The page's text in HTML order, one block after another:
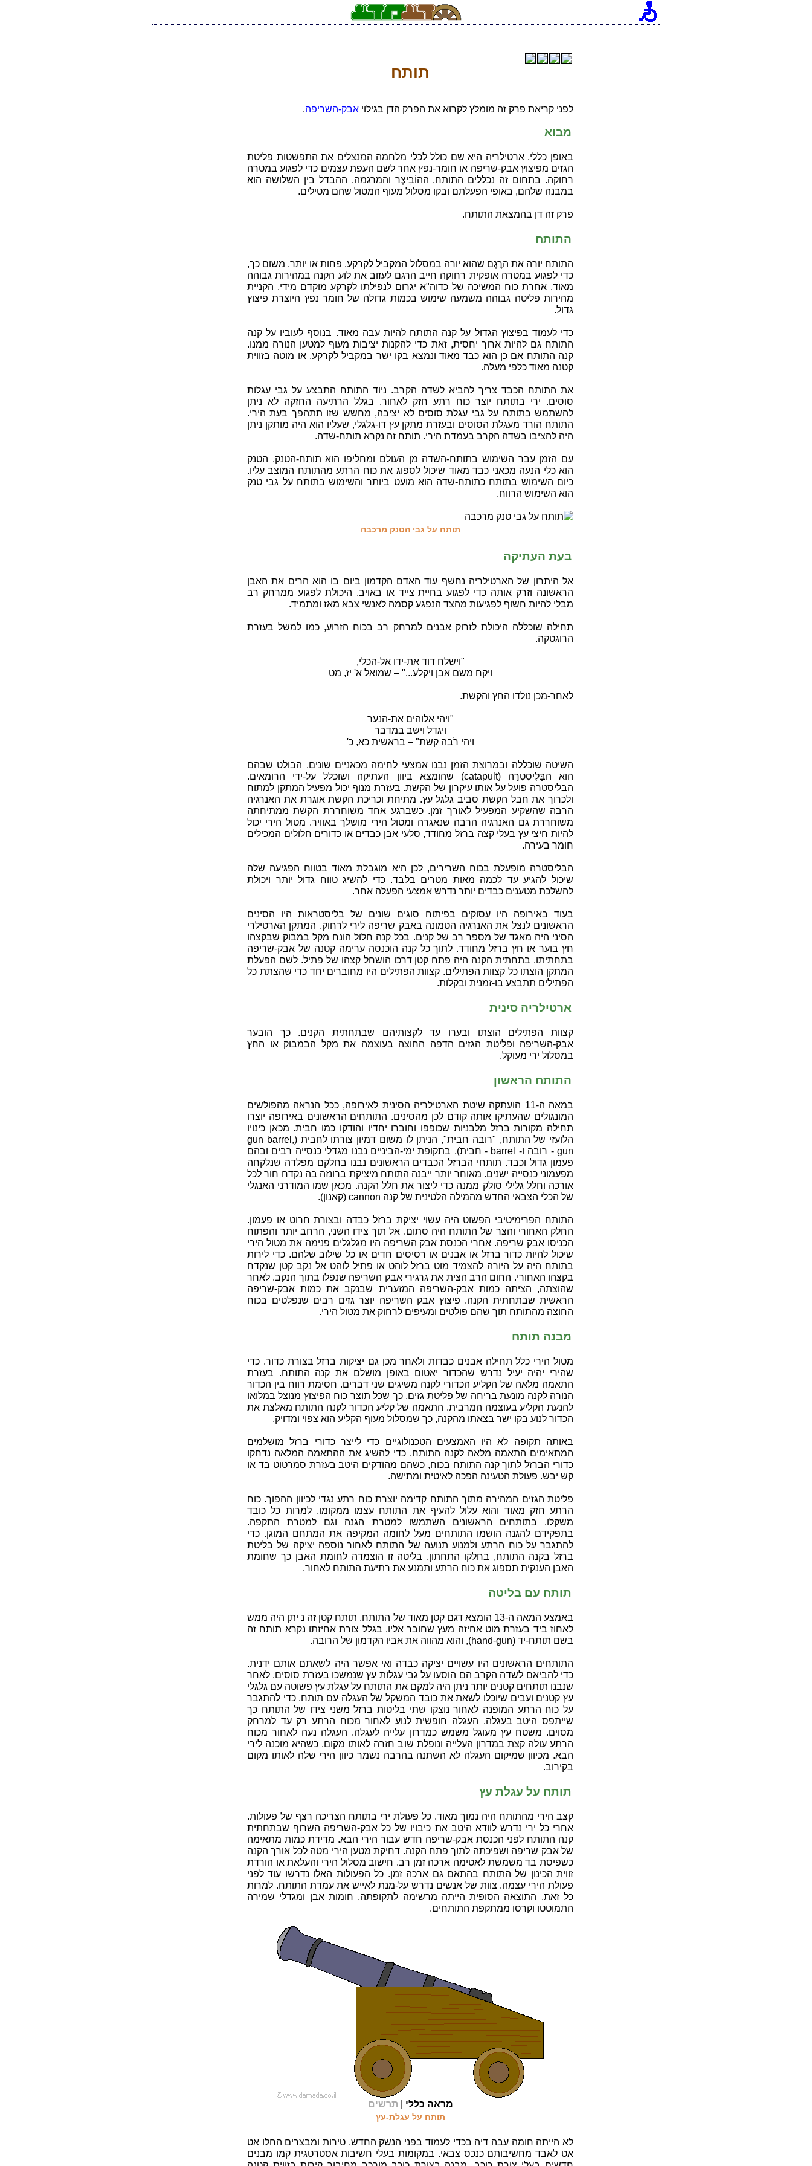
תותח
לפני קריאת פרק זה מומלץ לקרוא את הפרק הדן בגילוי אבק-השריפה.
מבוא
באופן כללי, ארטילריה היא שם כולל לכלי מלחמה המנצלים את התפשטות פליטת
הגזים מפיצוץ אבק-שריפה או חומר-נפץ אחר לשם העפת עצמים כדי לפגוע במטרה
רחוקה. בתחום זה נכללים התותח, ההוֹבִיצֶר והמרגמה. ההבדל בין השלושה הוא
במבנה שלהם, באופי הפעלתם ובקו מסלול מעוף המטול שהם מטילים.
פרק זה דן בהמצאת התותח.
התותח
התותח יורה את הרֶגֶם שהוא יורה במסלול המקביל לקרקע, פחות או יותר. משום כך,
כדי לפגוע במטרה אופקית רחוקה חייב הרגם לעזוב את לוע הקנה במהירות גבוהה
מאוד. אחרת כוח המשיכה של כדוה"א יגרום לנפילתו לקרקע מוקדם מידי. הקניית
מהירות פליטה גבוהה משמעה שימוש בכמות גדולה של חומר נפץ היוצרת פיצוץ
גדול.
כדי לעמוד בפיצוץ הגדול על קנה התותח להיות עבה מאוד. בנוסף לעוביו על קנה
התותח גם להיות ארוך יחסית, זאת כדי להקנות יציבות מעוף למטען הנורה ממנו.
קנה התותח אם כן הוא כבד מאוד ונמצא בקו ישר במקביל לקרקע, או מוטה בזווית
קטנה מאוד כלפי מעלה.
את התותח הכבד צריך להביא לשדה הקרב. ניוד התותח התבצע על גבי עגלות
סוסים. ירי בתותח יוצר כוח רתע חזק לאחור. בגלל הרתיעה החזקה לא ניתן
להשתמש בתותח על גבי עגלת סוסים לא יציבה, מחשש שזו תתהפך בעת הירי.
התותח הורד מעגלת הסוסים ובעזרת מתקן עץ דו-גלגלי, שעליו הוא היה מותקן ניתן
היה להציבו בשדה הקרב בעמדת הירי. תותח זה נקרא תותח-שדה.
עם הזמן עבר השימוש בתותח-השדה מן העולם ומחליפו הוא תותח-הטנק. הטנק
הוא כלי הנעה מכאני כבד מאוד שיכול לספוג את כוח הרתע מהתותח המוצב עליו.
כיום השימוש בתותח כתותח-שדה הוא מועט ביותר והשימוש בתותח על גבי טנק
הוא השימוש הרווח.
תותח על גבי הטנק מרכבה
בעת העתיקה
אל היתרון של הארטילריה נחשף עוד האדם הקדמון ביום בו הוא הרים את האבן
הראשונה וזרק אותה כדי לפגוע בחיית צייד או באויב. היכולת לפגוע ממרחק רב
מבלי להיות חשוף לפגיעות מהצד הנפגע קסמה לאנשי צבא מאז ומתמיד.
תחילה שוכללה היכולת לזרוק אבנים למרחק רב בכוח הזרוע, כמו למשל בעזרת
הרוגטקה.
"וישלח דוד את-ידו אל-הכלי,
ויקח משם אבן ויקלע..." – שמואל א' יז, מט
לאחר-מכן נולדו החץ והקשת.
"ויהי אלוהים את-הנער
ויגדל וישב במדבר
ויהי רֹבה קשת" – בראשית כא, כ'
השיטה שוכללה ובמרוצת הזמן נבנו אמצעי לחימה מכאניים שונים. הבולט שבהם
הוא הבַּלִיסְטְרַה (catapult) שהומצא ביוון העתיקה ושוכלל על-ידי הרומאים.
הבליסטרה פועל על אותו עיקרון של הקשת. בעזרת מנוף יכול מפעיל המתקן למתוח
ולכרוך את חבל הקשת סביב גלגל עץ. מתיחת וכריכת הקשת אוגרת את האנרגיה
הרבה שהשקיע המפעיל לאורך זמן. כשברגע אחד משוחררת הקשת ממתיחתה
משוחררת גם האנרגיה הרבה שנאגרה ומטול הירי מושלך באוויר. מטול הירי יכול
להיות חיצי עץ בעלי קצה ברזל מחודד, סלעי אבן כבדים או כדורים חלולים המכילים
חומר בעירה.
הבליסטרה מופעלת בכוח השרירים, לכן היא מוגבלת מאוד בטווח הפגיעה שלה
שיכול להגיע עד לכמה מאות מטרים בלבד. כדי להשיג טווח גדול יותר ויכולת
להשלכת מטענים כבדים יותר נדרש אמצעי הפעלה אחר.
בעוד באירופה היו עסוקים בפיתוח סוגים שונים של בליסטראות היו הסינים
הראשונים לנצל את האנרגיה הטמונה באבק שריפה לירי לרחוק. המתקן הארטילרי
הסיני היה מאגד של מספר רב של קנים. בכל קנה חלול הונח מקל במבוק שבקצהו
חץ בוער או חץ ברזל מחודד. לתוך כל קנה הוכנסה ערימה קטנה של אבק-שריפה
בתחתיתו. בתחתית הקנה היה פתח קטן דרכו הושחל קצהו של פתיל. לשם הפעלת
המתקן הוצתו כל קצוות הפתילים. קצוות הפתילים היו מחוברים יחד כדי שהצתת כל
הפתילים תתבצע בו-זמנית ובקלות.
ארטילריה סינית
קצוות הפתילים הוצתו ובערו עד לקצותיהם שבתחתית הקנים. כך הובער
אבק-השריפה ופליטת הגזים הדפה החוצה בעוצמה את מקל הבמבוק או החץ
במסלול ירי מעוקל.
התותח הראשון
במאה ה-11 הועתקה שיטת הארטילריה הסינית לאירופה, ככל הנראה מהפולשים
המונגולים שהעתיקו אותה קודם לכן מהסינים. התותחים הראשונים באירופה יוצרו
תחילה מקורות ברזל מלבניות שכופפו וחוברו יחדיו והודקו כמו חבית. מכאן כינויו
הלועזי של התותח, "רובה חבית", הניתן לו משום דמיון צורתו לחבית (gun barrel,
gun - רובה ו- barrel - חבית). בתקופת ימי-הביניים נבנו מגדלי כנסייה רבים ובהם
פעמון גדול וכבד. תותחי הברזל הכבדים הראשונים נבנו בחלקם מפלדה שנלקחה
מפעמוני כנסייה ישנים. מאוחר יותר ייבנה התותח מיציקת ברונזה בה נקדח חור לכל
אורכה וחלל גלילי סולק ממנה כדי ליצור את חלל הקנה. מכאן שמו המודרני האנגלי
של הכלי הצבאי החדש מהמילה הלטינית של קנה cannon (קאנון).
התותח הפרימיטיבי הפשוט היה עשוי יציקת ברזל כבדה ובצורת חרוט או פעמון.
החלק האחורי והצר של התותח היה סתום. אל תוך צידו השני, הרחב יותר והפתוח
הכניסו אבק שריפה. אחרי הכנסת אבק השריפה היו מגלגלים פנימה את מטול הירי
שיכול להיות כדור ברזל או אבנים או רסיסים חדים או כל שילוב שלהם. כדי לירות
בתותח היה על היורה להצמיד מוט ברזל לוהט או פתיל לוהט אל נקב קטן שנקדח
בקצהו האחורי. החום הרב הצית את גרגירי אבק השריפה שנפלו בתוך הנקב. לאחר
שהוצתה, הציתה כמות אבק-השריפה המזערית שבנקב את כמות אבק-שריפה
הראשית שבתחתית הקנה. פיצוץ אבק השריפה יוצר גזים רבים שנפלטים בכוח
החוצה מהתותח תוך שהם פולטים ומעיפים לרחוק את מטול הירי.
מבנה תותח
מטול הירי כלל תחילה אבנים כבדות ולאחר מכן גם יציקות ברזל בצורת כדור. כדי
שהירי יהיה יעיל נדרש שהכדור יאטום באופן מושלם את קנה התותח. בעזרת
התאמה מלאה של הקליע הכדורי לקנה משיגים שני דברים. חסימת רווח בין הכדור
הנורה לקנה מונעת בריחה של פליטת גזים, כך שכל תוצר כוח הפיצוץ מנוצל במלואו
להנעת הקליע בעוצמה המרבית. התאמה של קליע הכדור לקנה התותח מאלצת את
הכדור לנוע בקו ישר בצאתו מהקנה, כך שמסלול מעוף הקליע הוא צפוי ומדויק.
באותה תקופה לא היו האמצעים הטכנולוגיים כדי לייצר כדורי ברזל מושלמים
המתאימים התאמה מלאה לקנה התותח. כדי להשיג את ההתאמה המלאה נדחקו
כדורי הברזל לתוך קנה התותח בכוח, כשהם מהודקים היטב בעזרת סמרטוט בד או
קש יבש. פעולת הטעינה הפכה לאיטית ומתישה.
פליטת הגזים המהירה מתוך התותח קדימה יוצרת כוח רתע נגדי לכיוון ההפוך. כוח
הרתע חזק מאוד והוא עלול להעיף את התותח עצמו ממקומו, למרות כל כובד
משקלו. בתותחים הראשונים השתמשו למטרת הגנה וגם למטרת התקפה.
בתפקידם להגנה הושמו התותחים מעל לחומה המקיפה את המתחם המוגן. כדי
להתגבר על כוח הרתע ולמנוע תנועה של התותח לאחור נוספה יציקה של בליטת
ברזל בקנה התותח, בחלקו התחתון. בליטה זו הוצמדה לחומת האבן כך שחומת
האבן הענקית תספוג את כוח הרתע ותמנע את רתיעת התותח לאחור.
תותח עם בליטה
באמצע המאה ה-13 הומצא דגם קטן מאוד של התותח. תותח קטן זה נ יתן היה ממש
לאחוז ביד בעזרת מוט אחיזה מעץ שחובר אליו. בגלל צורת אחיזתו נקרא תותח זה
בשם תותח-יד (hand-gun), והוא מהווה את אביו הקדמון של הרובה.
התותחים הראשונים היו עשויים יציקה כבדה ואי אפשר היה לשאתם אותם ידנית.
כדי להביאם לשדה הקרב הם הוסעו על גבי עגלות עץ שנמשכו בעזרת סוסים. לאחר
שנבנו תותחים קטנים יותר ניתן היה למקם את התותח על עגלת עץ פשוטה עם גלגלי
עץ קטנים ועבים שיוכלו לשאת את כובד המשקל של העגלה עם תותח. כדי להתגבר
על כוח הרתע המופנה לאחור נוצקו שתי בליטות ברזל משני צידו של התותח כך
שייתפס היטב בעגלה. העגלה חופשית לנוע לאחור מכוח הרתע רק עד למרחק
מסוים. משטח עץ מעוגל משמש כמדרון עלייה לעגלה. העגלה נעה לאחור מכוח
הרתע עולה קצת במדרון העלייה ונופלת שוב חזרה לאותו מקום, כשהיא מוכנה לירי
הבא. מכיוון שמיקום העגלה לא השתנה בהרבה נשמר כיוון הירי שלה לאותו מקום
בקירוב.
תותח על עגלת עץ
קצב הירי מהתותח היה נמוך מאוד. כל פעולת ירי בתותח הצריכה רצף של פעולות.
אחרי כל ירי נדרש לוודא היטב את כיבויו של כל אבק-השריפה השרוף שבתחתית
קנה התותח לפני הכנסת אבק-שריפה חדש עבור הירי הבא. מדידת כמות מתאימה
של אבק שריפה ושפיכתה לתוך פתח הקנה. דחיקת מטען הירי מטה לכל אורך הקנה
כשפיסת בד משמשת לאטימה ארכה זמן רב. חישוב מסלול הירי והעלאת או הורדת
זווית הכינון של התותח בהתאם גם ארכה זמן. כל הפעולות האלו נדרשו עוד לפני
פעולת הירי עצמה. צוות של אנשים נדרש על-מנת לאייש את עמדת התותח. למרות
כל זאת, התוצאה הסופית הייתה מרשימה לתקופתה. חומות אבן ומגדלי שמירה
התמוטטו וקרסו ממתקפת התותחים.
מראה כללי תרשים
תותח על עגלת-עץ
לא הייתה חומה עבה דיה בכדי לעמוד בפני הנשק החדש. טירות ומבצרים החלו אט
אט לאבד מחשיבותם כנכס צבאי. במקומות בעלי חשיבות אסטרטגית קמו מבנים